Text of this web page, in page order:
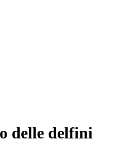
delle delfini